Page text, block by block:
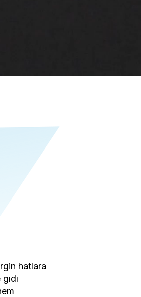
hatlara